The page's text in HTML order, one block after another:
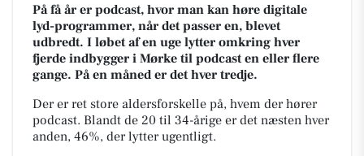
På få år er podcast, hvor man kan høre digitale
lyd-programmer, når det passer en, blevet
udbredt. I løbet af en uge lytter omkring hver
fjerde indbygger i Mørke til podcast en eller flere
gange. På en måned er det hver tredje.
Der er ret store aldersforskelle på, hvem der hører
podcast. Blandt de 20 til 34-årige er det næsten hver
anden, 46%, der lytter ugentligt.